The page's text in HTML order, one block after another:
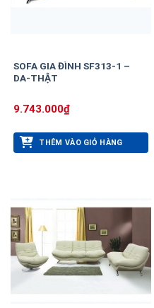
SOFA GIA ĐÌNH SF313-1 –
DA-THẬT
9.743.000₫
THÊM VÀO GIỎ HÀNG